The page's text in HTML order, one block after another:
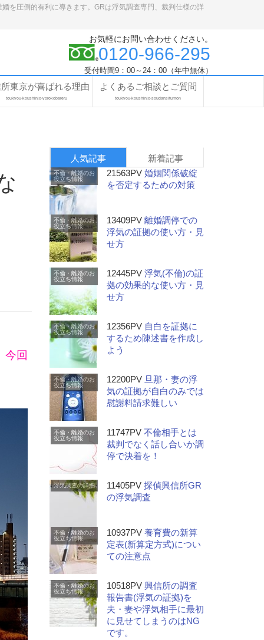
を圧倒的有利に導きます。GRは浮気調査専門、裁判仕様の詳
お気軽にお問い合わせください。
0120-966-295
受付時間9：00～24：00（年中無休）
東京が喜ばれる理由
toukyou-koushinjo-yorokobareru
よくあるご相談とご質問
toukyou-koushinjo-soudansitumon
今回
人気記事 新着記事
不倫・離婚のお
役立ち情報
21563PV 婚姻関係破綻
を否定するための対策
不倫・離婚のお
役立ち情報
13409PV 離婚調停での
浮気の証拠の使い方・見
せ方
不倫・離婚のお
役立ち情報
12445PV 浮気(不倫)の証
拠の効果的な使い方・見
せ方
不倫・離婚のお
役立ち情報
12356PV 自白を証拠に
するため陳述書を作成し
よう
不倫・離婚のお
役立ち情報
12200PV 旦那・妻の浮
気の証拠が自白のみでは
慰謝料請求難しい
不倫・離婚のお
役立ち情報
11747PV 不倫相手とは
裁判でなく話し合いか調
停で決着を！
浮気調査の詳細 11405PV 探偵興信所GR
の浮気調査
不倫・離婚のお
役立ち情報
10937PV 養育費の新算
定表(新算定方式)につい
ての注意点
不倫・離婚のお
役立ち情報
10518PV 興信所の調査
報告書(浮気の証拠)を
夫・妻や浮気相手に最初
に見せてしまうのはNG
です。